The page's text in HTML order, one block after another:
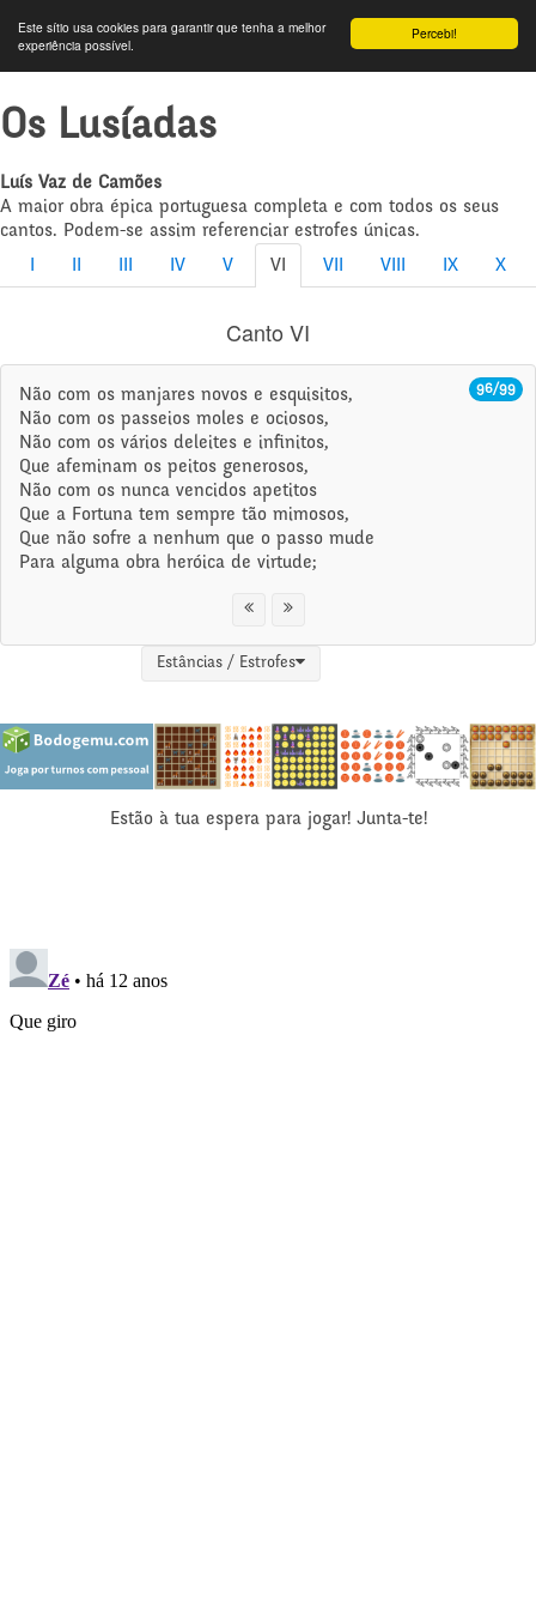
Percebi!
Este sítio usa cookies para garantir que tenha a melhor
experiência possível.
Os Lusíadas
Luís Vaz de Camões
A maior obra épica portuguesa completa e com todos os seus
cantos. Podem-se assim referenciar estrofes únicas.
IV V VI VII VIII IX X
Canto VI
96/99
Não com os manjares novos e esquisitos,
Não com os passeios moles e ociosos,
Não com os vários deleites e infinitos,
Que afeminam os peitos generosos,
Não com os nunca vencidos apetitos
Que a Fortuna tem sempre tão mimosos,
Que não sofre a nenhum que o passo mude
Para alguma obra heróica de virtude;
Estâncias / Estrofes
Estão à tua espera para jogar! Junta-te!